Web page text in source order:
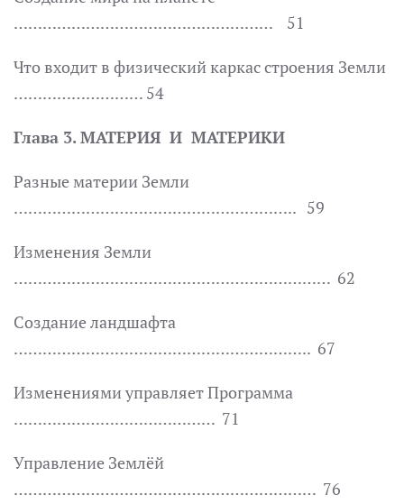
……………………………………………… 51
Что входит в физический каркас строения Земли
……………………… 54
Глава 3. МАТЕРИЯ И МАТЕРИКИ
Разные материи Земли
………………………………………………….. 59
Изменения Земли
………………………………………………………… 62
Создание ландшафта
…………………………………………………….. 67
Изменениями управляет Программа
…………………………………… 71
Управление Землёй
……………………………………………………… 76